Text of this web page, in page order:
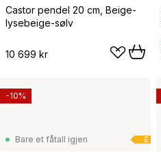
Castor pendel 20 cm, Beige-
lysebeige-sølv
10 699 kr
E
Bare et fåtall igjen
-10%